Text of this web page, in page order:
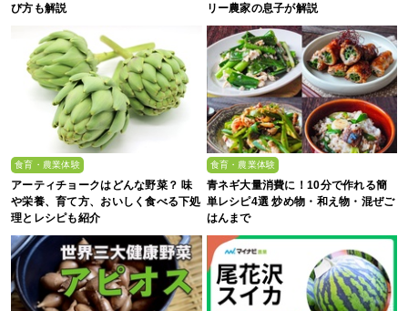
び方も解説
リー農家の息子が解説
食育・農業体験
アーティチョークはどんな野菜？ 味
や栄養、育て方、おいしく食べる下処
理とレシピも紹介
食育・農業体験
青ネギ大量消費に！10分で作れる簡
単レシピ4選 炒め物・和え物・混ぜご
はんまで